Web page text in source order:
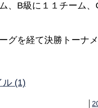
、B級に１１チーム
グを経て決勝トーナ
ル (1)